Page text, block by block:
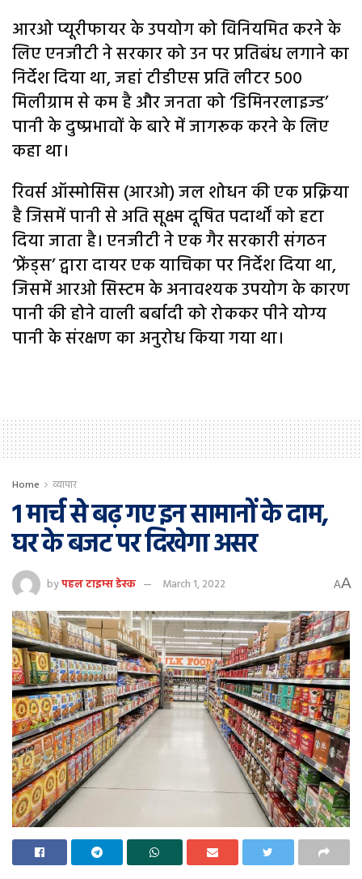
आरओ प्यूरीफायर के उपयोग को विनियमित करने के
लिए एनजीटी ने सरकार को उन पर प्रतिबंध लगाने का
निर्देश दिया था, जहां टीडीएस प्रति लीटर 500
मिलीग्राम से कम है और जनता को ‘डिमिनरलाइज्ड’
पानी के दुष्प्रभावों के बारे में जागरूक करने के लिए
कहा था।
रिवर्स ऑस्मोसिस (आरओ) जल शोधन की एक प्रक्रिया
है जिसमें पानी से अति सूक्ष्म दूषित पदार्थों को हटा
दिया जाता है। एनजीटी ने एक गैर सरकारी संगठन
‘फ्रेंड्स’ द्वारा दायर एक याचिका पर निर्देश दिया था,
जिसमें आरओ सिस्टम के अनावश्यक उपयोग के कारण
पानी की होने वाली बर्बादी को रोककर पीने योग्य
पानी के संरक्षण का अनुरोध किया गया था।
Home व्यापार
1 मार्च से बढ़ गए इन सामानों के दाम,
घर के बजट पर दिखेगा असर
byपहल टाइम्स डेस्क March 1, 2022 AA